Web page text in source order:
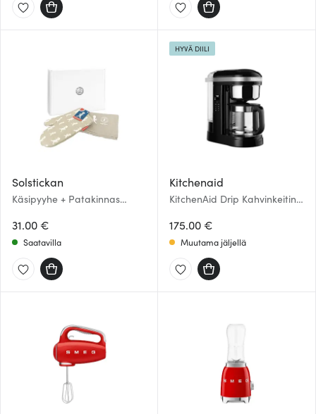
Solstickan
Käsipyyhe + Patakinnas
31.00 €
Saatavilla
Kitchenaid
KitchenAid Drip Kahvinkeitin
175.00 €
HYVÄ DIILI
Muutama jäljellä